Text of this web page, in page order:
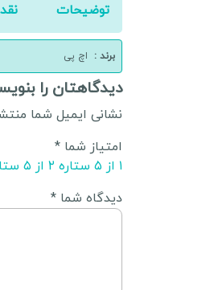
توضیحات
برند : اچ پی
دیدگاهتان را
نشانی ایمیل شما
امتیاز شما *
۱ از ۵ ستاره
۲ از ۵ ستاره
دیدگاه شما *